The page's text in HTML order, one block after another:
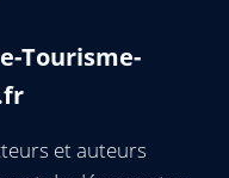
Tourisme-
et auteurs